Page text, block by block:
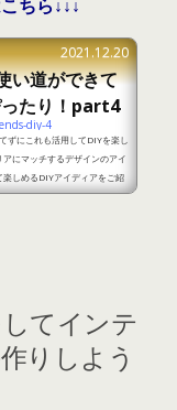
ちら↓↓↓
2021.12.20
い道ができて
ったり！part4
diy-4
ずにこれも活用してDIYを楽し
にマッチするデザインのアイ
しめるDIYアイディアをご紹
れば様々な使い道ができてお
てインテ
りしよう